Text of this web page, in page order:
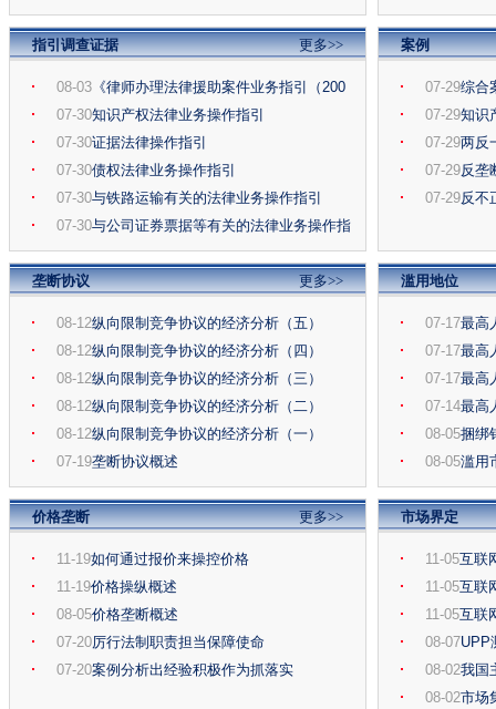
指引调查证据 更多>>
08-03 《律师办理法律援助案件业务指引（200
6）》
07-30知识产权法律业务操作指引
07-30证据法律操作指引
07-30债权法律业务操作指引
07-30与铁路运输有关的法律业务操作指引
07-30与公司证券票据等有关的法律业务操作指
案例
07-29综合
07-29知识
07-29两反
07-29反垄
07-29反不
垄断协议 更多>>
08-12纵向限制竞争协议的经济分析（五）
08-12纵向限制竞争协议的经济分析（四）
08-12纵向限制竞争协议的经济分析（三）
08-12纵向限制竞争协议的经济分析（二）
08-12纵向限制竞争协议的经济分析（一）
07-19垄断协议概述
滥用地位
07-17最高
07-17最高
07-17最高
07-14最高
08-05捆绑
08-05滥用
价格垄断 更多>>
11-19如何通过报价来操控价格
11-19价格操纵概述
08-05价格垄断概述
07-20厉行法制职责担当保障使命
07-20案例分析出经验积极作为抓落实
市场界定
11-05互联
11-05互联
11-05互联
08-07UPP
08-02我国
08-02市场